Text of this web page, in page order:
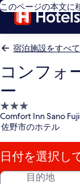
このページの本文に
宿泊施設をすべ
コンフォ
ー
3.0
つ
星
宿
泊
施
Comfort Inn Sano
佐野市のホテル
日付を選択し
目的地